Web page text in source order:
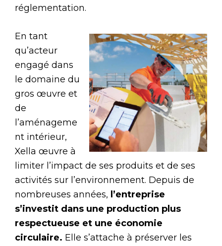
réglementation.
En tant
qu’acteur
engagé dans
le domaine du
gros œuvre et
de
l’aménageme
nt intérieur,
Xella œuvre à
limiter l’impact de ses produits et de ses
activités sur l’environnement. Depuis de
nombreuses années, l’entreprise
s’investit dans une production plus
respectueuse et une économie
circulaire. Elle s’attache à préserver les